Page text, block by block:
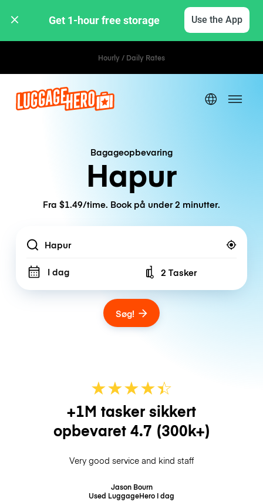
Get 1-hour free storage Use the App
Hourly / Daily Rates
Bagageopbevaring
Hapur
Fra $1.49/time. Book på under 2 minutter.
Location
I dag Number of bags
2 Tasker
Søg!
★★★★☆
★
+1M tasker sikkert
opbevaret 4.7 (300k+)
Very good service and kind staff
Jason Bourn
Used LuggageHero I dag